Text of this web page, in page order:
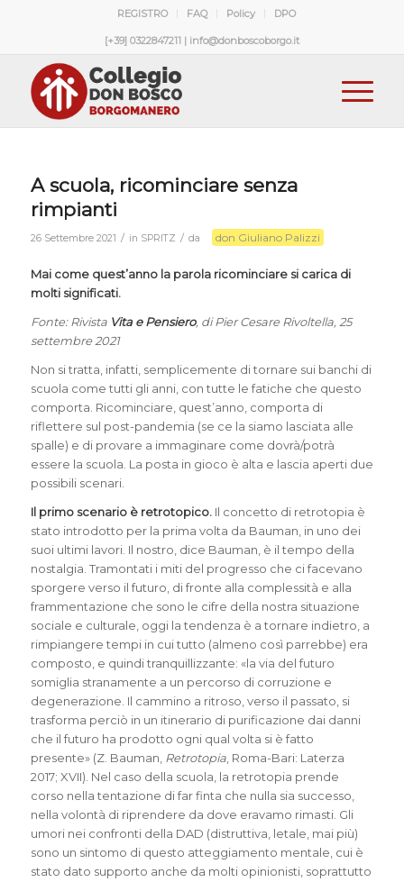
REGISTRO FAQ Policy DPO
[+39] 0322847211 | info@donboscoborgo.it
A scuola, ricominciare senza
rimpianti
26 Settembre 2021 / in SPRITZ / da don Giuliano Palizzi
Mai come quest’anno la parola ricominciare si carica di
molti significati.
Fonte: Rivista Vita e Pensiero, di Pier Cesare Rivoltella, 25
settembre 2021
Non si tratta, infatti, semplicemente di tornare sui banchi di
scuola come tutti gli anni, con tutte le fatiche che questo
comporta. Ricominciare, quest’anno, comporta di
riflettere sul post-pandemia (se ce la siamo lasciata alle
spalle) e di provare a immaginare come dovrà/potrà
essere la scuola. La posta in gioco è alta e lascia aperti due
possibili scenari.
Il primo scenario è retrotopico.Il concetto di retrotopia è
stato introdotto per la prima volta da Bauman, in uno dei
suoi ultimi lavori. Il nostro, dice Bauman, è il tempo della
nostalgia. Tramontati i miti del progresso che ci facevano
sporgere verso il futuro, di fronte alla complessità e alla
frammentazione che sono le cifre della nostra situazione
sociale e culturale, oggi la tendenza è a tornare indietro, a
rimpiangere tempi in cui tutto (almeno così parrebbe) era
composto, e quindi tranquillizzante: «la via del futuro
somiglia stranamente a un percorso di corruzione e
degenerazione. Il cammino a ritroso, verso il passato, si
trasforma perciò in un itinerario di purificazione dai danni
che il futuro ha prodotto ogni qual volta si è fatto
presente» (Z. Bauman, Retrotopia, Roma-Bari: Laterza
2017; XVII). Nel caso della scuola, la retrotopia prende
corso nella tentazione di far finta che nulla sia successo,
nella volontà di riprendere da dove eravamo rimasti. Gli
umori nei confronti della DAD (distruttiva, letale, mai più)
sono un sintomo di questo atteggiamento mentale, cui è
stato dato supporto anche da molti opinionisti, soprattutto